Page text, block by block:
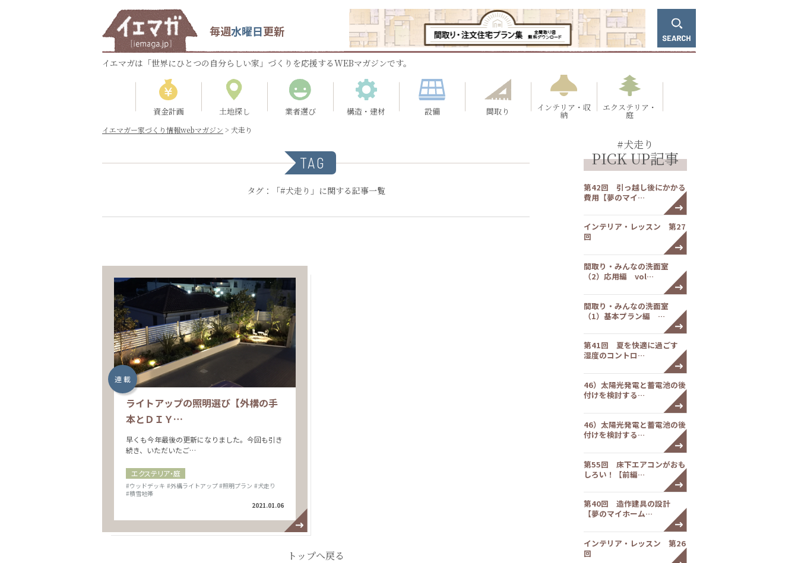
毎週水曜日更新
イエマガは「世界にひとつの自分らしい家」づくりを応援するWEBマガジンです。
資金計画 土地探し 業者選び 構造・建材 設備 間取り インテリア・収
納
エクステリア・
庭
イエマガー家づくり情報webマガジン > 犬走り
TAG
タグ：「#犬走り」に関する記事一覧
連 載
ライトアップの照明選び【外構の手
本とＤＩＹ…
早くも今年最後の更新になりました。今回も引き
続き、いただいたご…
エクステリア・庭
#ウッドデッキ #外構ライトアップ#照明プラン #犬走り
#積雪地帯
2021.01.06
トップへ戻る
#犬走り
PICK UP記事
第42回 引っ越し後にかかる
費用【夢のマイ…
インテリア・レッスン 第27
回
間取り・みんなの洗面室
（2）応用編 vol…
間取り・みんなの洗面室
（1）基本プラン編 …
第41回 夏を快適に過ごす
湿度のコントロ…
46）太陽光発電と蓄電池の後
付けを検討する…
46）太陽光発電と蓄電池の後
付けを検討する…
第55回 床下エアコンがおも
しろい！【前編…
第40回 造作建具の設計
【夢のマイホーム…
インテリア・レッスン 第26
回